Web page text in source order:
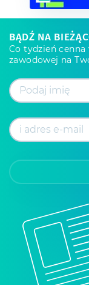
BĄDŹ NA
Co tydzień
zawodowej na